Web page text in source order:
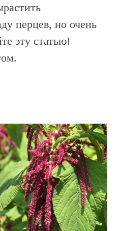
перцев, но очень
эту статью!